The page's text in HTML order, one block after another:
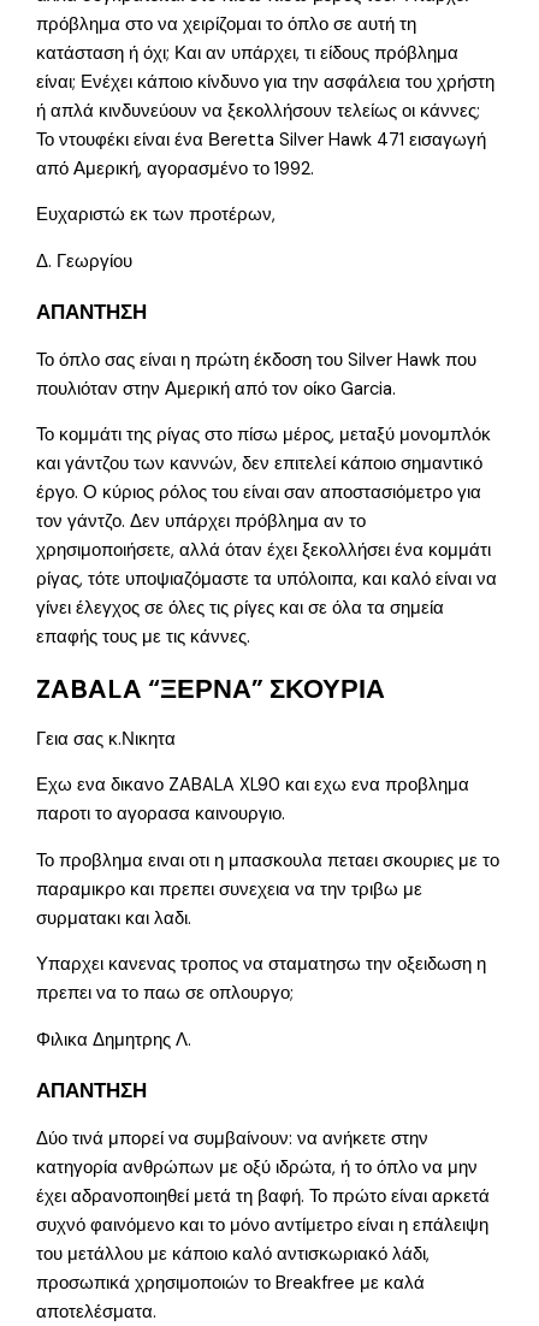
πρόβλημα στο να χειρίζομαι το όπλο σε αυτή τη
κατάσταση ή όχι; Και αν υπάρχει, τι είδους πρόβλημα
είναι; Ενέχει κάποιο κίνδυνο για την ασφάλεια του χρήστη
ή απλά κινδυνεύουν να ξεκολλήσουν τελείως οι κάννες;
Το ντουφέκι είναι ένα Βeretta Silver Hawk 471 εισαγωγή
από Αμερική, αγορασμένο το 1992.
Ευχαριστώ εκ των προτέρων,
Δ. Γεωργίου
ΑΠΑΝΤΗΣΗ
Το όπλο σας είναι η πρώτη έκδοση του Silver Hawk που
πουλιόταν στην Αμερική από τον οίκο Garcia.
Το κομμάτι της ρίγας στο πίσω μέρος, μεταξύ μονομπλόκ
και γάντζου των καννών, δεν επιτελεί κάποιο σημαντικό
έργο. Ο κύριος ρόλος του είναι σαν αποστασιόμετρο για
τον γάντζο. Δεν υπάρχει πρόβλημα αν το
χρησιμοποιήσετε, αλλά όταν έχει ξεκολλήσει ένα κομμάτι
ρίγας, τότε υποψιαζόμαστε τα υπόλοιπα, και καλό είναι να
γίνει έλεγχος σε όλες τις ρίγες και σε όλα τα σημεία
επαφής τους με τις κάννες.
ZABALA “ΞΕΡΝΑ” ΣΚΟΥΡΙΑ
Γεια σας κ.Νικητα
Εχω ενα δικανο ZABALA XL90 και εχω ενα προβλημα
παροτι το αγορασα καινουργιο.
Το προβλημα ειναι οτι η μπασκουλα πεταει σκουριες με το
παραμικρο και πρεπει συνεχεια να την τριβω με
συρματακι και λαδι.
Υπαρχει κανενας τροπος να σταματησω την οξειδωση η
πρεπει να το παω σε οπλουργο;
Φιλικα Δημητρης Λ.
ΑΠΑΝΤΗΣΗ
Δύο τινά μπορεί να συμβαίνουν: να ανήκετε στην
κατηγορία ανθρώπων με οξύ ιδρώτα, ή το όπλο να μην
έχει αδρανοποιηθεί μετά τη βαφή. Το πρώτο είναι αρκετά
συχνό φαινόμενο και το μόνο αντίμετρο είναι η επάλειψη
του μετάλλου με κάποιο καλό αντισκωριακό λάδι,
προσωπικά χρησιμοποιών το Breakfree με καλά
αποτελέσματα.